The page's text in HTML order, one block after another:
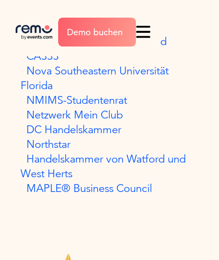
Demo buchen
Feldbefähigung
Der Zahlungsverkehrsverband
CASSS
Nova Southeastern Universität
Florida
NMIMS-Studentenrat
Netzwerk Mein Club
DC Handelskammer
Northstar
Handelskammer von Watford und
West Herts
MAPLE® Business Council